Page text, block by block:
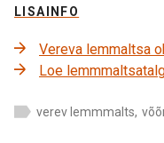
LISAINFO
Vereva lemmaltsa
Loe
verev lemmmalts,